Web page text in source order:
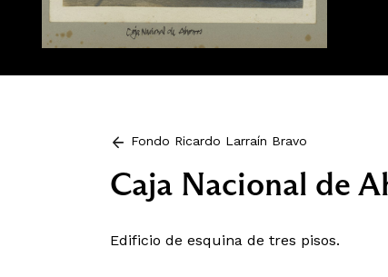
Fondo Ricardo Larraín Bravo
Caja Nacional de
Edificio de esquina de tres pisos.